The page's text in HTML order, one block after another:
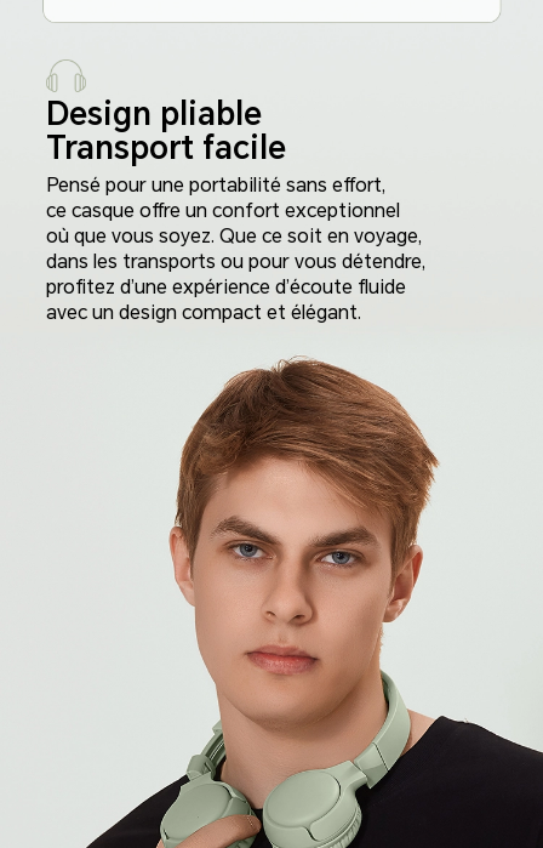
Design pliable
Transport facile
Pensé pour une portabilité sans effort,
ce casque offre un confort exceptionnel
où que vous soyez. Que ce soit en voyage,
dans les transports ou pour vous détendre,
profitez d’une expérience d’écoute fluide
avec un design compact et élégant.